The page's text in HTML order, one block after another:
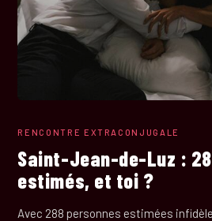
RENCONTRE EXTRACONJUGALE
Saint-Jean-de-Luz :
estimés, et toi ?
Avec 288 personnes estimées